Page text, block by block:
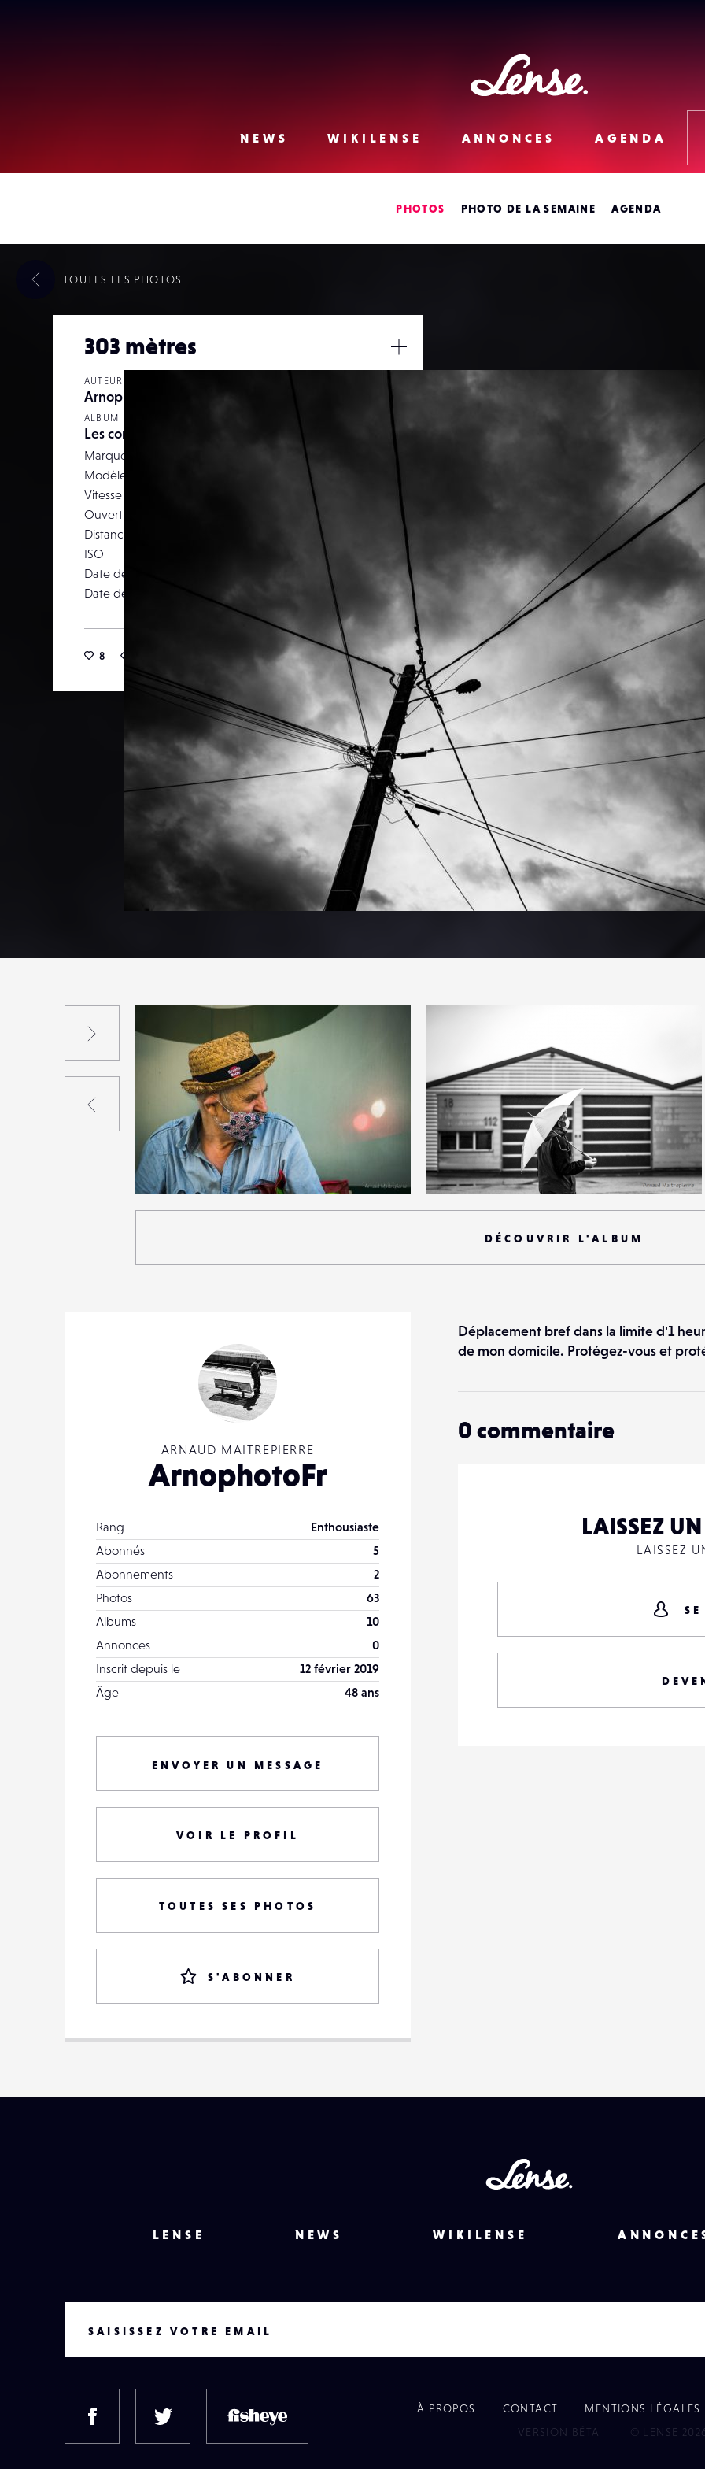
Lense
NEWS
WIKILENSE ANNONCES AGENDA
PHOTOS PHOTO DE LA SEMAINE AGENDA
303 mètres
AUTEUR
Arnophotofr
ALBUM
Les confinés
Marque
NIKON CORPORATION
Modèle
Vitesse d’obturation
Ouverture
Distance focale
ISO
Date de prise de vue
21 avril 2020
Date de publication
21 avril 2020
8
/
TOUTES LES PHOTOS
1
16
5
23
DÉCOUVRIR L'ALBUM
ARNAUD MAITREPIERRE
ArnophotoFr
Rang
Enthousiaste
Abonnés
5
Abonnements
2
Photos
63
Albums
10
Annonces
0
Inscrit depuis le
12 février 2019
Âge
48 ans
ENVOYER UN MESSAGE
VOIR LE PROFIL
TOUTES SES PHOTOS
S'ABONNER
Déplacement bref dans la limite d'1
de mon domicile. Protégez-vous et
0 commentaire
LAISSEZ
LAISSEZ
LENSE NEWS WIKILENSE
SAISISSEZ VOTRE EMAIL
FACEBOOK TWITTER
À PROPOS CONTACT
MENTIONS LÉGALES
VERSION BÊTA
© LENSE